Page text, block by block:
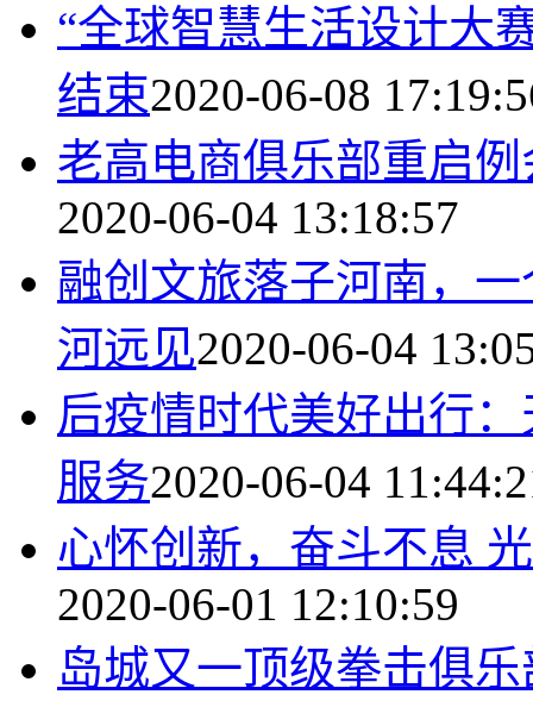
“全球智慧生活设计大
结束2020-06-08
老高电商俱乐部重启
2020-06-04 13:18:57
融创文旅落子河南，
河远见2020-06-04
后疫情时代美好出行
服务2020-06-04
心怀创新，奋斗不息
2020-06-01 12:10:59
岛城又一顶级拳击俱